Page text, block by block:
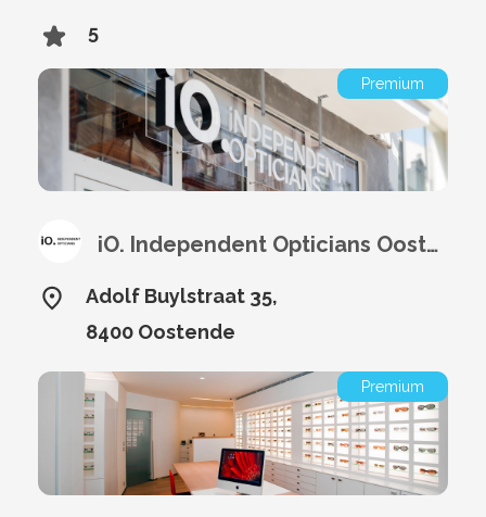
5
Premium
iO. Independent Opticians Oostende
Adolf Buylstraat 35,
8400 Oostende
Premium